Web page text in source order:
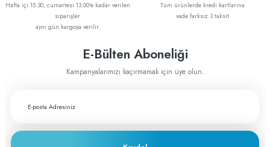
Hafta içi 15.30, cumartesi 13.00'e kadar verilen
siparişler
aynı gün kargoya verilir.
Tüm ürünlerde kredi kartlarına
vade farksız 3 taksit
E-Bülten Aboneliği
Kampanyalarımızı kaçırmamak için üye olun.